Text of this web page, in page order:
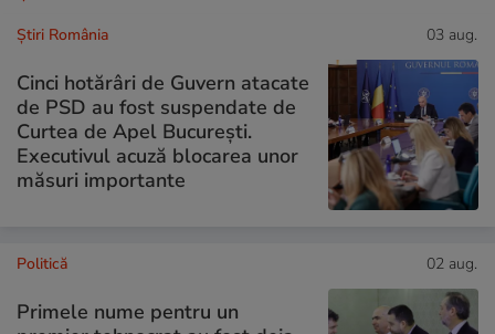
Știri România 03 aug.
Cinci hotărâri de Guvern atacate
de PSD au fost suspendate de
Curtea de Apel București.
Executivul acuză blocarea unor
măsuri importante
Politică 02 aug.
Primele nume pentru un